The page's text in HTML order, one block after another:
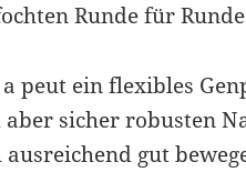
Runde für
peut ein flexibles
sicher robusten
ausreichend gut